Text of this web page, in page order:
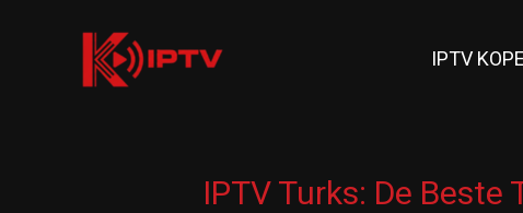
IPTV
IPTV Turks: De